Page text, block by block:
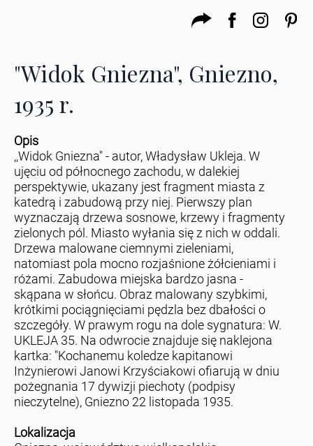
"Widok Gniezna", Gniezno,
1935 r.
Opis
,,Widok Gniezna" - autor, Władysław Ukleja. W
ujęciu od północnego zachodu, w dalekiej
perspektywie, ukazany jest fragment miasta z
katedrą i zabudową przy niej. Pierwszy plan
wyznaczają drzewa sosnowe, krzewy i fragmenty
zielonych pól. Miasto wyłania się z nich w oddali.
Drzewa malowane ciemnymi zieleniami,
natomiast pola mocno rozjaśnione żółcieniami i
różami. Zabudowa miejska bardzo jasna -
skąpana w słońcu. Obraz malowany szybkimi,
krótkimi pociągnięciami pędzla bez dbałości o
szczegóły. W prawym rogu na dole sygnatura: W.
UKLEJA 35. Na odwrocie znajduje się naklejona
kartka: "Kochanemu koledze kapitanowi
Inżynierowi Janowi Krzyściakowi ofiarują w dniu
pożegnania 17 dywizji piechoty (podpisy
nieczytelne), Gniezno 22 listopada 1935.
Lokalizacja